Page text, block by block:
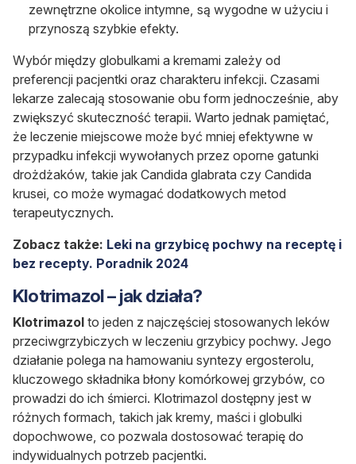
zewnętrzne okolice intymne, są wygodne w użyciu i
przynoszą szybkie efekty.
Wybór między globulkami a kremami zależy od
preferencji pacjentki oraz charakteru infekcji. Czasami
lekarze zalecają stosowanie obu form jednocześnie, aby
zwiększyć skuteczność terapii. Warto jednak pamiętać,
że leczenie miejscowe może być mniej efektywne w
przypadku infekcji wywołanych przez oporne gatunki
drożdżaków, takie jak Candida glabrata czy Candida
krusei , co może wymagać dodatkowych metod
terapeutycznych.
Zobacz także: Leki na grzybicę pochwy na receptę i
bez recepty. Poradnik 2024
Klotrimazol – jak działa?
Klotrimazol to jeden z najczęściej stosowanych leków
przeciwgrzybiczych w leczeniu grzybicy pochwy. Jego
działanie polega na hamowaniu syntezy ergosterolu,
kluczowego składnika błony komórkowej grzybów, co
prowadzi do ich śmierci. Klotrimazol dostępny jest w
różnych formach, takich jak kremy, maści i globulki
dopochwowe, co pozwala dostosować terapię do
indywidualnych potrzeb pacjentki.